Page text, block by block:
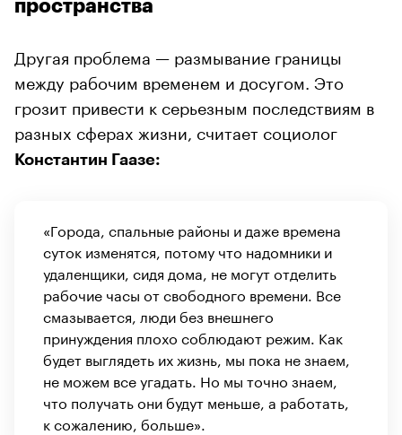
пространства
Другая проблема — размывание границы
между рабочим временем и досугом. Это
грозит привести к серьезным последствиям в
разных сферах жизни, считает социолог
Константин Гаазе:
«Города, спальные районы и даже времена
суток изменятся, потому что надомники и
удаленщики, сидя дома, не могут отделить
рабочие часы от свободного времени. Все
смазывается, люди без внешнего
принуждения плохо соблюдают режим. Как
будет выглядеть их жизнь, мы пока не знаем,
не можем все угадать. Но мы точно знаем,
что получать они будут меньше, а работать,
к сожалению, больше».